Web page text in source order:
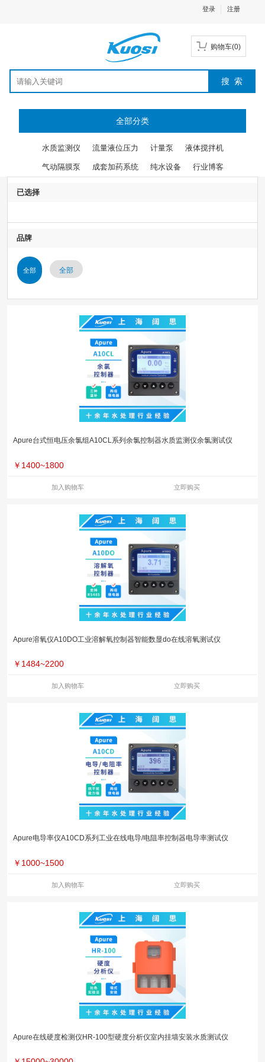
登录 注册
购物车(0)
全部分类
水质监测仪 流量液位压力 计量泵 液体搅拌机
气动隔膜泵 成套加药系统 纯水设备 行业博客
已选择
品牌
全部 全部
Apure台式恒电压余氯组A10CL系列余氯控制器水质监测仪余氯测试仪
￥ 1400~1800
加入购物车 立即购买
Apure溶氧仪A10DO工业溶解氧控制器智能数显do在线溶氧测试仪
￥ 1484~2200
加入购物车 立即购买
Apure电导率仪A10CD系列工业在线电导/电阻率控制器电导率测试仪
￥ 1000~1500
加入购物车 立即购买
Apure在线硬度检测仪HR-100型硬度分析仪室内挂墙安装水质测试仪